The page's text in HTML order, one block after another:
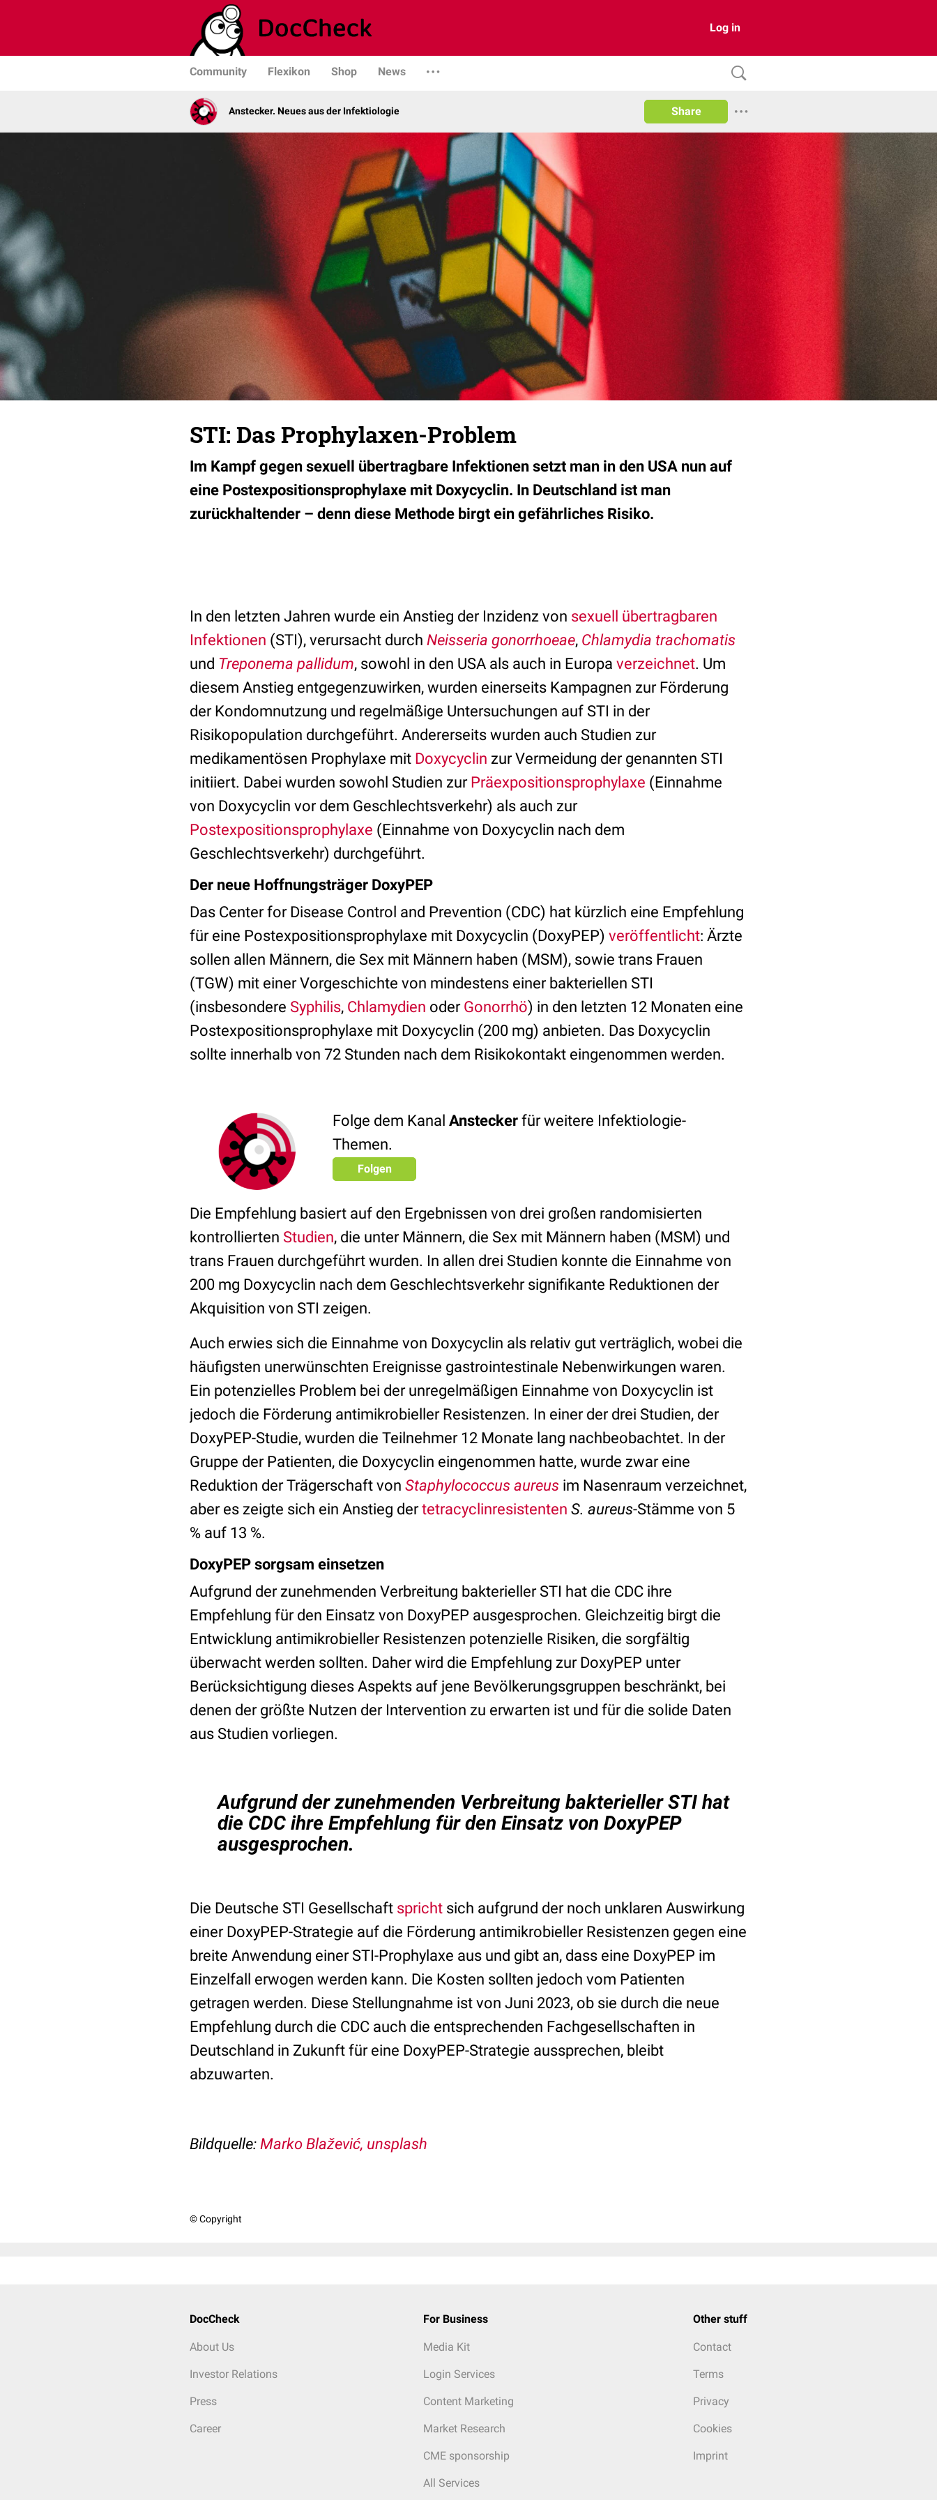
Log in
Community Flexikon Shop News
Anstecker. Neues aus der Infektiologie Share
STI: Das Prophylaxen-Problem
Im Kampf gegen sexuell übertragbare Infektionen setzt man in den USA nun auf
eine Postexpositionsprophylaxe mit Doxycyclin. In Deutschland ist man
zurückhaltender – denn diese Methode birgt ein gefährliches Risiko.
In den letzten Jahren wurde ein Anstieg der Inzidenz von sexuell übertragbaren
Infektionen (STI), verursacht durch Neisseria gonorrhoeae, Chlamydia trachomatis
und Treponema pallidum, sowohl in den USA als auch in Europa verzeichnet. Um
diesem Anstieg entgegenzuwirken, wurden einerseits Kampagnen zur Förderung
der Kondomnutzung und regelmäßige Untersuchungen auf STI in der
Risikopopulation durchgeführt. Andererseits wurden auch Studien zur
medikamentösen Prophylaxe mit Doxycyclin zur Vermeidung der genannten STI
initiiert. Dabei wurden sowohl Studien zur Präexpositionsprophylaxe (Einnahme
von Doxycyclin vor dem Geschlechtsverkehr) als auch zur
Postexpositionsprophylaxe (Einnahme von Doxycyclin nach dem
Geschlechtsverkehr) durchgeführt.
Der neue Hoffnungsträger DoxyPEP
Das Center for Disease Control and Prevention (CDC) hat kürzlich eine Empfehlung
für eine Postexpositionsprophylaxe mit Doxycyclin (DoxyPEP) veröffentlicht: Ärzte
sollen allen Männern, die Sex mit Männern haben (MSM), sowie trans Frauen
(TGW) mit einer Vorgeschichte von mindestens einer bakteriellen STI
(insbesondere Syphilis, Chlamydien oder Gonorrhö) in den letzten 12 Monaten eine
Postexpositionsprophylaxe mit Doxycyclin (200 mg) anbieten. Das Doxycyclin
sollte innerhalb von 72 Stunden nach dem Risikokontakt eingenommen werden.
Folge dem Kanal Anstecker für weitere Infektiologie-
Themen.
Folgen
Die Empfehlung basiert auf den Ergebnissen von drei großen randomisierten
kontrollierten Studien, die unter Männern, die Sex mit Männern haben (MSM) und
trans Frauen durchgeführt wurden. In allen drei Studien konnte die Einnahme von
200 mg Doxycyclin nach dem Geschlechtsverkehr signifikante Reduktionen der
Akquisition von STI zeigen.
Auch erwies sich die Einnahme von Doxycyclin als relativ gut verträglich, wobei die
häufigsten unerwünschten Ereignisse gastrointestinale Nebenwirkungen waren.
Ein potenzielles Problem bei der unregelmäßigen Einnahme von Doxycyclin ist
jedoch die Förderung antimikrobieller Resistenzen. In einer der drei Studien, der
DoxyPEP-Studie, wurden die Teilnehmer 12 Monate lang nachbeobachtet. In der
Gruppe der Patienten, die Doxycyclin eingenommen hatte, wurde zwar eine
Reduktion der Trägerschaft von Staphylococcus aureus im Nasenraum verzeichnet,
aber es zeigte sich ein Anstieg dertetracyclinresistenten S. aureus-Stämme von 5
% auf 13 %.
DoxyPEP sorgsam einsetzen
Aufgrund der zunehmenden Verbreitung bakterieller STI hat die CDC ihre
Empfehlung für den Einsatz von DoxyPEP ausgesprochen. Gleichzeitig birgt die
Entwicklung antimikrobieller Resistenzen potenzielle Risiken, die sorgfältig
überwacht werden sollten. Daher wird die Empfehlung zur DoxyPEP unter
Berücksichtigung dieses Aspekts auf jene Bevölkerungsgruppen beschränkt, bei
denen der größte Nutzen der Intervention zu erwarten ist und für die solide Daten
aus Studien vorliegen.
Aufgrund der zunehmenden Verbreitung bakterieller STI hat
die CDC ihre Empfehlung für den Einsatz von DoxyPEP
ausgesprochen.
Die Deutsche STI Gesellschaft spricht sich aufgrund der noch unklaren Auswirkung
einer DoxyPEP-Strategie auf die Förderung antimikrobieller Resistenzen gegen eine
breite Anwendung einer STI-Prophylaxe aus und gibt an, dass eine DoxyPEP im
Einzelfall erwogen werden kann. Die Kosten sollten jedoch vom Patienten
getragen werden. Diese Stellungnahme ist von Juni 2023, ob sie durch die neue
Empfehlung durch die CDC auch die entsprechenden Fachgesellschaften in
Deutschland in Zukunft für eine DoxyPEP-Strategie aussprechen, bleibt
abzuwarten.
Bildquelle: Marko Blažević, unsplash
© Copyright
DocCheck
About Us
Investor Relations
Press
Career
For Business
Media Kit
Login Services
Content Marketing
Market Research
CME sponsorship
All Services
Other stuff
Contact
Terms
Privacy
Cookies
Imprint